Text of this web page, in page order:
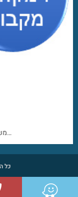
משתמשי מקבוק נהנים מאיכות צליל נקי, מדויק וחד…
כל